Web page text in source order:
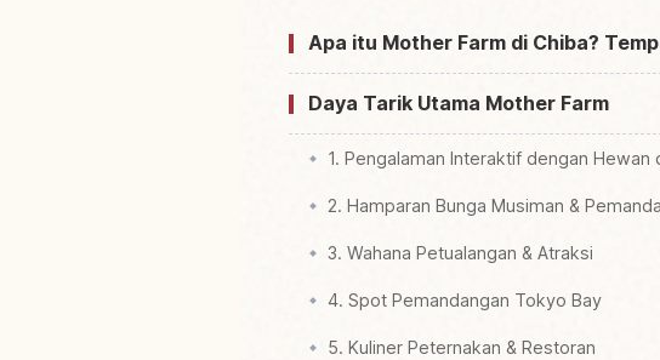
Apa itu Mother Farm di Chiba?
Daya Tarik Utama Mother Farm
1. Pengalaman Interaktif dengan Hewan
2. Hamparan Bunga Musiman &
3. Wahana Petualangan & Atraksi
4. Spot Pemandangan Tokyo Bay
5. Kuliner Peternakan & Restoran